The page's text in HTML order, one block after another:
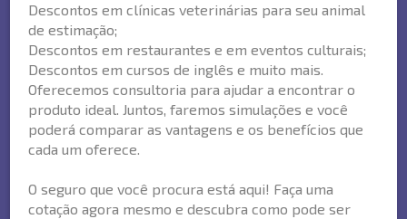
Descontos em clínicas veterinárias para seu animal
de estimação;
Descontos em restaurantes e em eventos culturais;
Descontos em cursos de inglês e muito mais.
Oferecemos consultoria para ajudar a encontrar o
produto ideal. Juntos, faremos simulações e você
poderá comparar as vantagens e os benefícios que
cada um oferece.
O seguro que você procura está aqui! Faça uma
cotação agora mesmo e descubra como pode ser